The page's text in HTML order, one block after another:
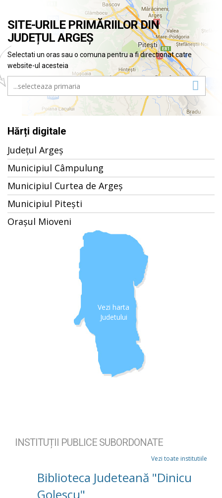
SITE-URILE PRIMĂRIILOR DIN
JUDEȚUL ARGEȘ
Selectati un oras sau o comuna pentru a fi directionat catre
website-ul acesteia
Hărți digitale
Județul Argeș
Municipiul Câmpulung
Municipiul Curtea de Argeș
Municipiul Pitești
Orașul Mioveni
Vezi harta
Judetului
INSTITUȚII PUBLICE SUBORDONATE
Vezi toate institutiile
Biblioteca Judeteană "Dinicu
Golescu"